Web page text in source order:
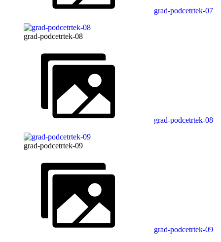
grad-podcetrtek-07
grad-podcetrtek-08
grad-podcetrtek-08
grad-podcetrtek-09
grad-podcetrtek-09